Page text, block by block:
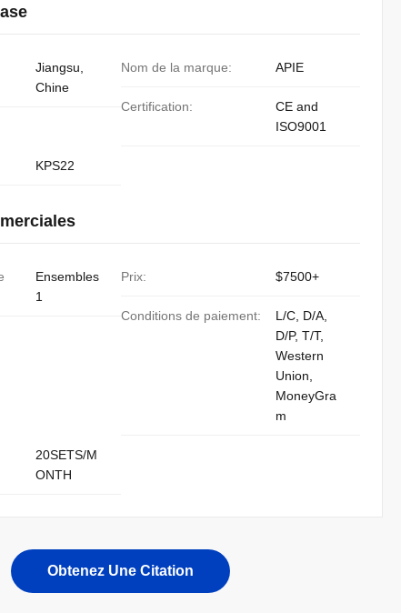
Jiangsu,
Chine
Nom de la marque: APIE
Certification:
CE and
ISO9001
KPS22
Ensembles
1
Prix: $7500+
Conditions de paiement:
L/C, D/A,
D/P, T/T,
Western
Union,
MoneyGra
m
20SETS/M
ONTH
Obtenez Une Citation